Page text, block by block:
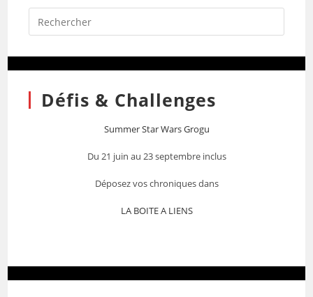
Défis & Challenges
Summer Star Wars Grogu
Du 21 juin au 23 septembre inclus
Déposez vos chroniques dans
LA BOITE A LIENS